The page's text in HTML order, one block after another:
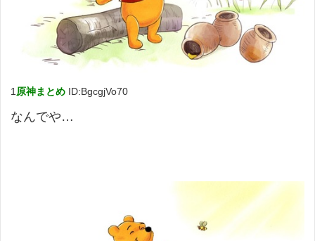
1 原神まとめ ID:BgcgjVo70
なんでや…